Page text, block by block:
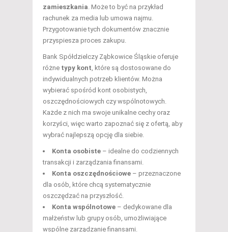
zamieszkania . Może to być na przykład
rachunek za media lub umowa najmu.
Przygotowanie tych dokumentów znacznie
przyspiesza proces zakupu.
Bank Spółdzielczy Ząbkowice Śląskie oferuje
różne typy kont , które są dostosowane do
indywidualnych potrzeb klientów. Można
wybierać spośród kont osobistych,
oszczędnościowych czy wspólnotowych.
Każde z nich ma swoje unikalne cechy oraz
korzyści, więc warto zapoznać się z ofertą, aby
wybrać najlepszą opcję dla siebie.
Konta osobiste – idealne do codziennych
transakcji i zarządzania finansami.
Konta oszczędnościowe – przeznaczone
dla osób, które chcą systematycznie
oszczędzać na przyszłość.
Konta wspólnotowe – dedykowane dla
małżeństw lub grupy osób, umożliwiające
wspólne zarządzanie finansami.